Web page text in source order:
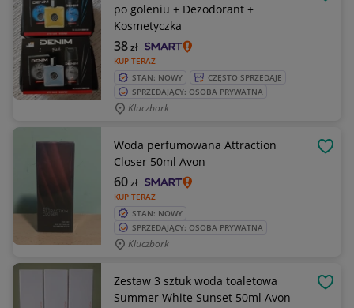
po goleniu + Dezodorant +
Kosmetyczka
KUP TERAZ
38zł
STAN: NOWY
CZĘSTO SPRZEDAJE
SPRZEDAJĄCY: OSOBA PRYWATNA
Kluczbork
Woda perfumowana Attraction
Closer 50ml Avon
KUP TERAZ
60zł
STAN: NOWY
SPRZEDAJĄCY: OSOBA PRYWATNA
Kluczbork
Zestaw 3 sztuk woda toaletowa
Summer White Sunset 50ml Avon